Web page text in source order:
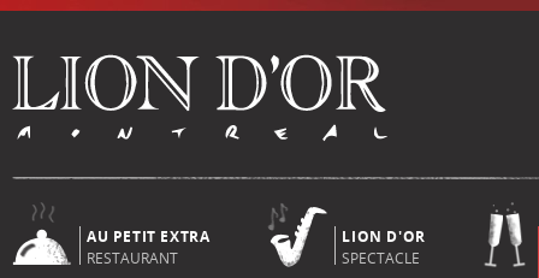
AU PETIT EXTRA
RESTAURANT
LION D'OR
SPECTACLE